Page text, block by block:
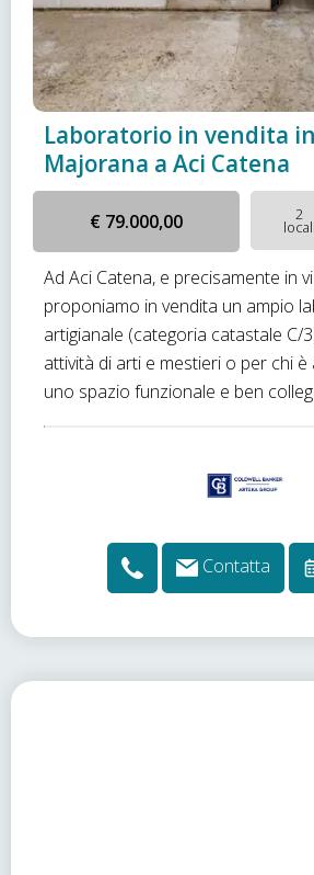
Laboratorio in vendita
Majorana a Aci Catena
€ 79.000,00 2
locali
Ad Aci Catena, e precisamente in
proponiamo in vendita un ampio
artigianale (categoria catastale C/
attività di arti e mestieri o per chi è
uno spazio funzionale e ben
Contatta